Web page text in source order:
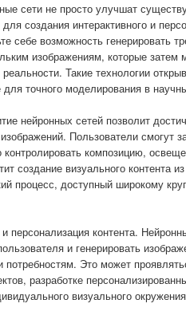
сети не просто улучшат
создания интерактивного и
себе возможность генерировать
изображениям, которые затем
Такие технологии
точного моделирования в
нейронных сетей позволит
Пользователи смогут
композицию,
создание визуального контента
процесс, доступный широкому
персонализация контента.
и генерировать
потребностям. Это может
разработке
визуального